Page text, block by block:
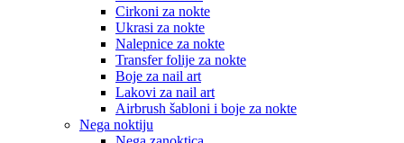
Cirkoni za nokte
Ukrasi za nokte
Nalepnice za nokte
Transfer folije za nokte
Boje za nail art
Lakovi za nail art
Airbrush šabloni i boje za nokte
Nega noktiju